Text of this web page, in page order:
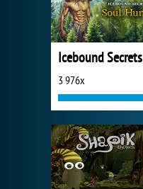
3 976x